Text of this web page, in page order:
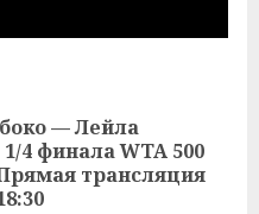
— Лейла
4 финала WTA 500
трансляция